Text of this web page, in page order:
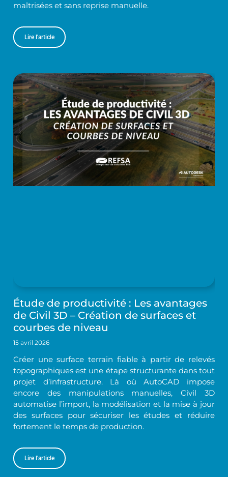
maîtrisées et sans reprise manuelle.
Lire l'article
Étude de productivité : Les avantages
de Civil 3D – Création de surfaces et
courbes de niveau
15 avril 2026
Créer une surface terrain fiable à partir de relevés
topographiques est une étape structurante dans tout
projet d’infrastructure. Là où AutoCAD impose
encore des manipulations manuelles, Civil 3D
automatise l’import, la modélisation et la mise à jour
des surfaces pour sécuriser les études et réduire
fortement le temps de production.
Lire l'article